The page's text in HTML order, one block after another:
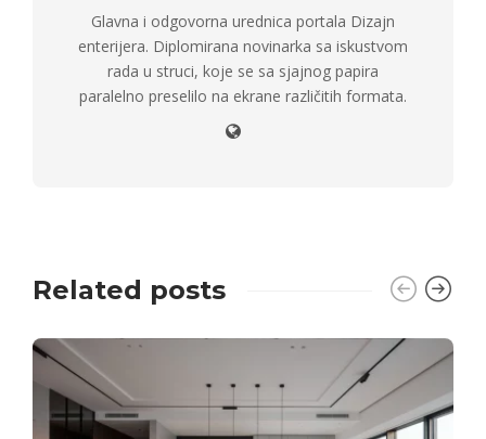
Glavna i odgovorna urednica portala Dizajn
enterijera. Diplomirana novinarka sa iskustvom
rada u struci, koje se sa sjajnog papira
paralelno preselilo na ekrane različitih formata.
Related posts